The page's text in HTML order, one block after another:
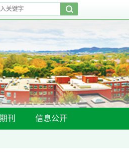
刊 信息公开